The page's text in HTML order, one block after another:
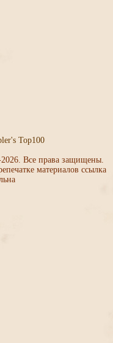
2026. Все права защищены.
материалов ссылка